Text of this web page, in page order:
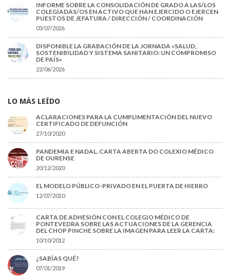
INFORME SOBRE LA CONSOLIDACIÓN DE GRADO A LAS/LOS
COLEGIADAS/OS EN ACTIVO QUE HAN EJERCIDO O EJERCEN
PUESTOS DE JEFATURA / DIRECCIÓN / COORDINACIÓN
03/07/2026
DISPONIBLE LA GRABACIÓN DE LA JORNADA «SALUD,
SOSTENIBILIDAD Y SISTEMA SANITARIO: UN COMPROMISO
DE PAÍS»
22/06/2026
LO MÁS LEÍDO
ACLARACIONES PARA LA CUMPLIMENTACIÓN DEL NUEVO
CERTIFICADO DE DEFUNCIÓN
27/10/2020
PANDEMIA E NADAL. CARTA ABERTA DO COLEXIO MÉDICO
DE OURENSE
20/12/2020
EL MODELO PÚBLICO-PRIVADO EN EL PUERTA DE HIERRO
12/07/2010
CARTA DE ADHESIÓN CON EL COLEGIO MÉDICO DE
PONTEVEDRA SOBRE LAS ACTUACIONES DE LA GERENCIA
DEL CHOP PINCHE SOBRE LA IMAGEN PARA LEER LA CARTA:
10/10/2012
¿SABÍAS QUÉ?
07/01/2019